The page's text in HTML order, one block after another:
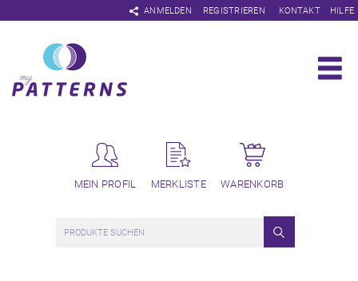
ANMELDEN
Navigation
überspringen
REGISTRIEREN KONTAKT HILFE
MEIN PROFIL MERKLISTE WARENKORB